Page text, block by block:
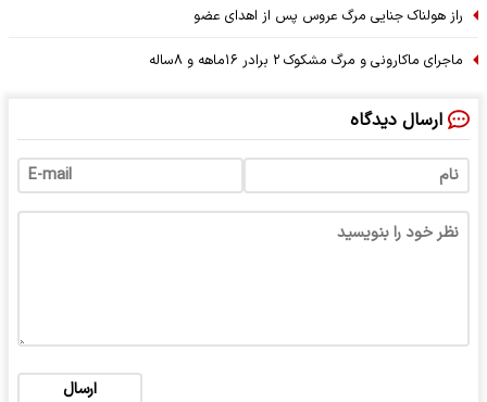
راز هولناک جنایی مرگ عروس پس از اهدای عضو
ماجرای ماکارونی و مرگ مشکوک ۲ برادر ۱۶ماهه و ۸ساله
ارسال دیدگاه
ارسال